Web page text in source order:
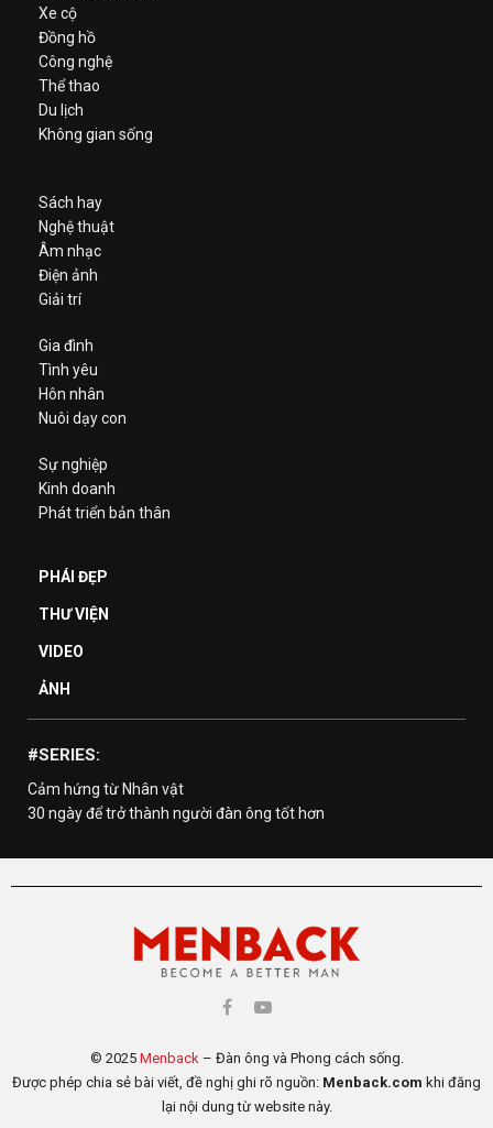
Xe cộ
Đồng hồ
Công nghệ
Thể thao
Du lịch
Không gian sống
Sách hay
Nghệ thuật
Âm nhạc
Điện ảnh
Giải trí
Gia đình
Tình yêu
Hôn nhân
Nuôi dạy con
Sự nghiệp
Kinh doanh
Phát triển bản thân
PHÁI ĐẸP
THƯ VIỆN
VIDEO
ẢNH
#SERIES:
Cảm hứng từ Nhân vật
30 ngày để trở thành người đàn ông tốt hơn
© 2025 Menback– Đàn ông và Phong cách sống.
Được phép chia sẻ bài viết, đề nghị ghi rõ nguồn: Menback.com khi đăng
lại nội dung từ website này.